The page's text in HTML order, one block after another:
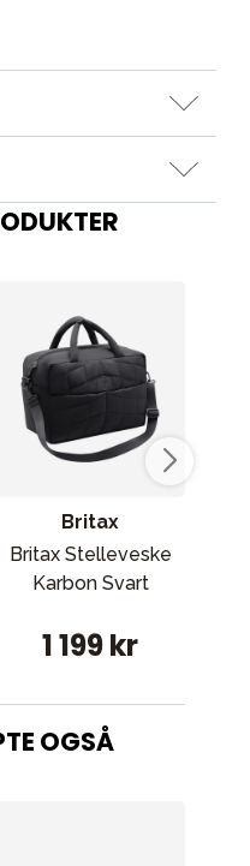
Britax
Britax Stelleveske
Karbon Svart
1 199 kr
OGSÅ